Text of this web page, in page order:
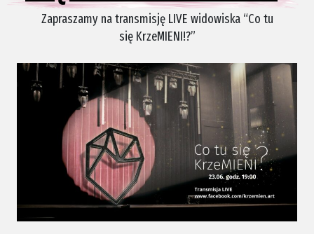
Zapraszamy na transmisję LIVE widowiska “Co tu
się KrzeMIENI!?”